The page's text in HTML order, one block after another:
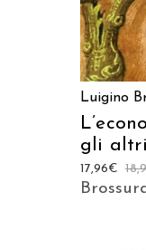
Luigino
gli altri
17,96€